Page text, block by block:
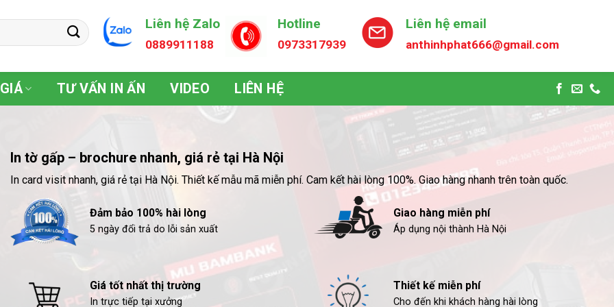
Liên hệ Zalo
0889911188
Hotline
0973317939
Liên hệ email
anthinhphat666@gmail.com
TƯ VẤN IN ẤN VIDEO LIÊN HỆ
In tờ gấp – brochure nhanh, giá rẻ tại Hà Nội
In card visit nhanh, giá rẻ tại Hà Nội. Thiết kế mẫu mã miễn phí. Cam kết hài lòng 100%. Giao hàng nhanh trên toàn quốc.
Đảm bảo 100% hài lòng
5 ngày đổi trả do lỗi sản xuất
Giao hàng miễn phí
Áp dụng nội thành Hà Nội
Giá tốt nhất thị trường
In trực tiếp tại xưởng
Thiết kế miễn phí
Cho đến khi khách hàng hài lòng